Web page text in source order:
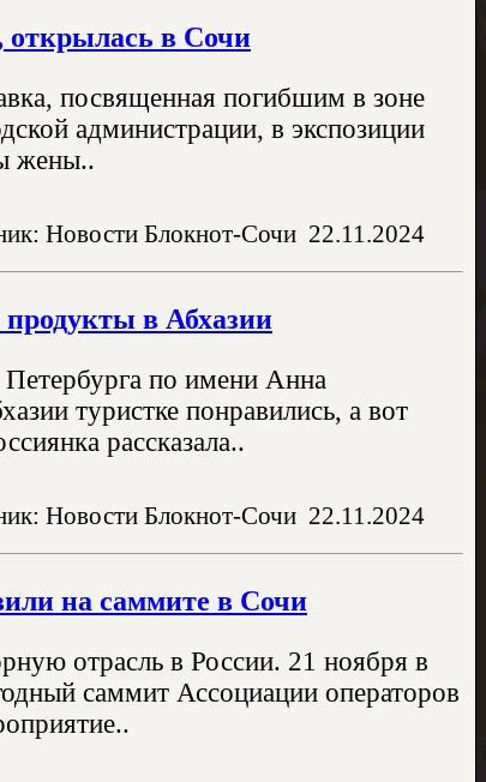
в Сочи
посвященная погибшим в зоне
администрации, в экспозиции
жены..
Новости Блокнот-Сочи 22.11.2024
продукты в Абхазии
Петербурга по имени Анна
туристке понравились, а вот
рассказала..
Новости Блокнот-Сочи 22.11.2024
на саммите в Сочи
отрасль в России. 21 ноября в
саммит Ассоциации операторов